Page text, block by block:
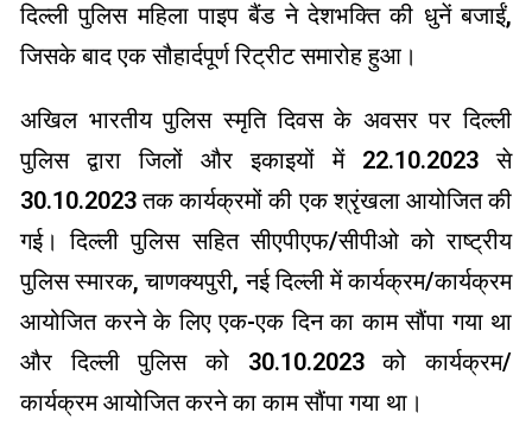
दिल्ली पुलिस महिला पाइप बैंड ने देशभक्ति की धुनें बजाईं,
जिसके बाद एक सौहार्दपूर्ण रिट्रीट समारोह हुआ।
अखिल भारतीय पुलिस स्मृति दिवस के अवसर पर दिल्ली
पुलिस द्वारा जिलों और इकाइयों में 22.10.2023 से
30.10.2023 तक कार्यक्रमों की एक श्रृंखला आयोजित की
गई। दिल्ली पुलिस सहित सीएपीएफ/सीपीओ को राष्ट्रीय
पुलिस स्मारक, चाणक्यपुरी, नई दिल्ली में कार्यक्रम/कार्यक्रम
आयोजित करने के लिए एक-एक दिन का काम सौंपा गया था
और दिल्ली पुलिस को 30.10.2023 को कार्यक्रम/
कार्यक्रम आयोजित करने का काम सौंपा गया था।